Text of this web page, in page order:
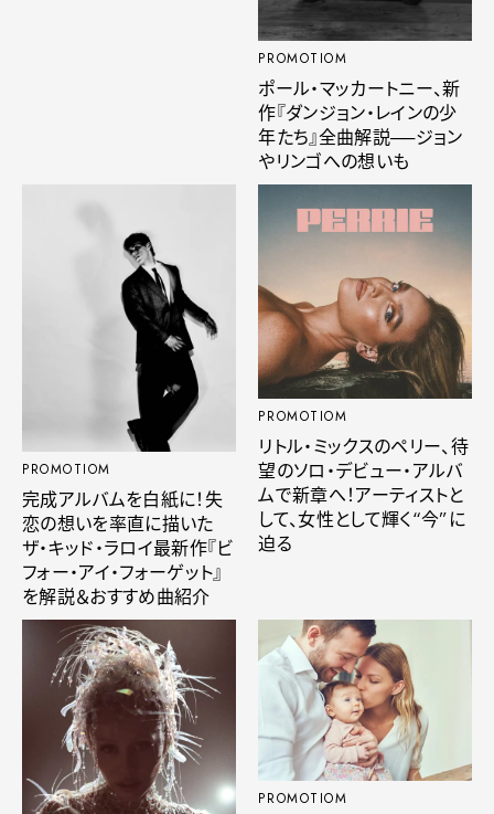
PROMOTIOM
ポール・マッカートニー、新
作『ダンジョン・レインの少
年たち』全曲解説──ジョン
やリンゴへの想いも
PROMOTIOM
完成アルバムを白紙に！失
恋の想いを率直に描いた
ザ・キッド・ラロイ最新作『ビ
フォー・アイ・フォーゲット』
を解説＆おすすめ曲紹介
PROMOTIOM
リトル・ミックスのペリー、待
望のソロ・デビュー・アルバ
ムで新章へ！アーティストと
して、女性として輝く“今”に
迫る
PROMOTIOM